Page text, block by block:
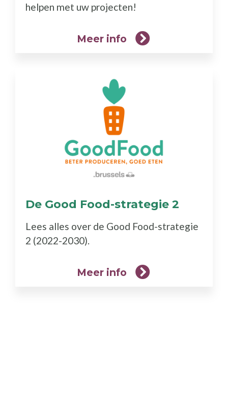
helpen met uw projecten!
Meer info
De Good Food-strategie 2
Lees alles over de Good Food-strategie
2 (2022-2030).
Meer info